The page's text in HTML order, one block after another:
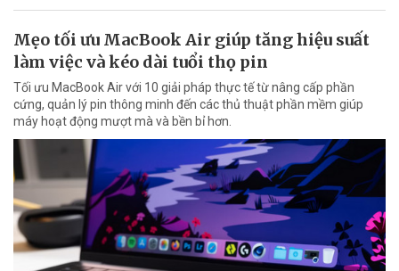
Mẹo tối ưu MacBook Air giúp tăng hiệu suất
làm việc và kéo dài tuổi thọ pin
Tối ưu MacBook Air với 10 giải pháp thực tế từ nâng cấp phần
cứng, quản lý pin thông minh đến các thủ thuật phần mềm giúp
máy hoạt động mượt mà và bền bỉ hơn.